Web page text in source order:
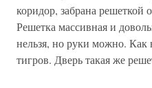
коридор, забрана решеткой
Решетка массивная и
нельзя, но руки можно.
тигров. Дверь такая же